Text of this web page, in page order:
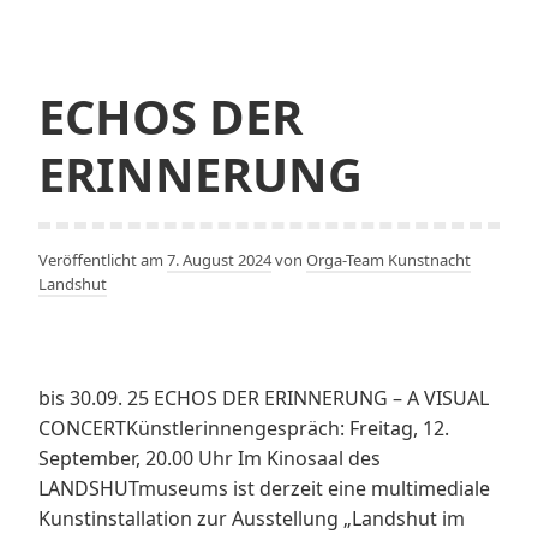
ECHOS DER
ERINNERUNG
Veröffentlicht am 7. August 2024von Orga-Team Kunstnacht
Landshut
bis 30.09. 25 ECHOS DER ERINNERUNG – A VISUAL
CONCERTKünstlerinnengespräch: Freitag, 12.
September, 20.00 Uhr Im Kinosaal des
LANDSHUTmuseums ist derzeit eine multimediale
Kunstinstallation zur Ausstellung „Landshut im